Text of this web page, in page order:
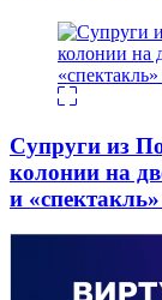
Супруги из
колонии на
и